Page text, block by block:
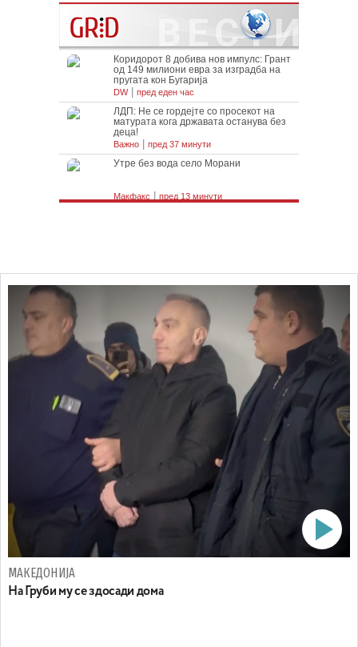
МАКЕДОНИЈА
На Груби му се здосади дома